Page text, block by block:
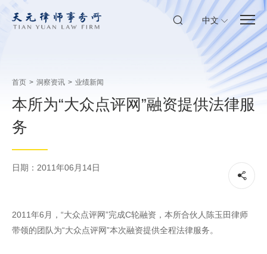
中文
首页 > 洞察资讯 > 业绩新闻
本所为“大众点评网”融资提供法律服
务
日期：2011年06月14日
2011年6月，“大众点评网”完成C轮融资，本所合伙人陈玉田律师
带领的团队为“大众点评网”本次融资提供全程法律服务。